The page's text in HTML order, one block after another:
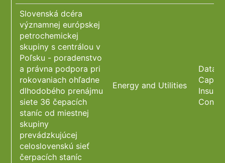
Slovenská dcéra
významnej európskej
petrochemickej
skupiny s centrálou v
Poľsku - poradenstvo
a právna podpora pri
rokovaniach ohľadne
dlhodobého prenájmu
siete 36 čepacích
staníc od miestnej
skupiny
prevádzkujúcej
celoslovenskú sieť
čerpacích staníc
Energy and Utilities
Data